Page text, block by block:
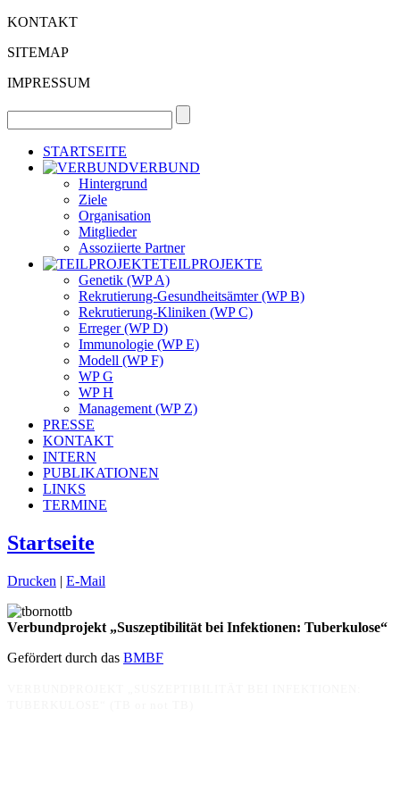
KONTAKT
SITEMAP
IMPRESSUM
STARTSEITE
VERBUND
Hintergrund
Ziele
Organisation
Mitglieder
Assoziierte Partner
TEILPROJEKTE
Genetik (WP A)
Rekrutierung-Gesundheitsämter (WP B)
Rekrutierung-Kliniken (WP C)
Erreger (WP D)
Immunologie (WP E)
Modell (WP F)
WP G
WP H
Management (WP Z)
PRESSE
KONTAKT
INTERN
PUBLIKATIONEN
LINKS
TERMINE
Startseite
Drucken | E-Mail
Verbundprojekt „Suszeptibilität bei Infektionen: Tuberkulose“
Gefördert durch das BMBF